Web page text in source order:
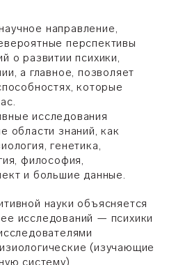
направление,
перспективы
о развитии психики,
а главное, позволяет
которые
исследования
области знаний, как
генетика,
философия,
и большие данные.
науки объясняется
исследований — психики
(изучающие
систему)